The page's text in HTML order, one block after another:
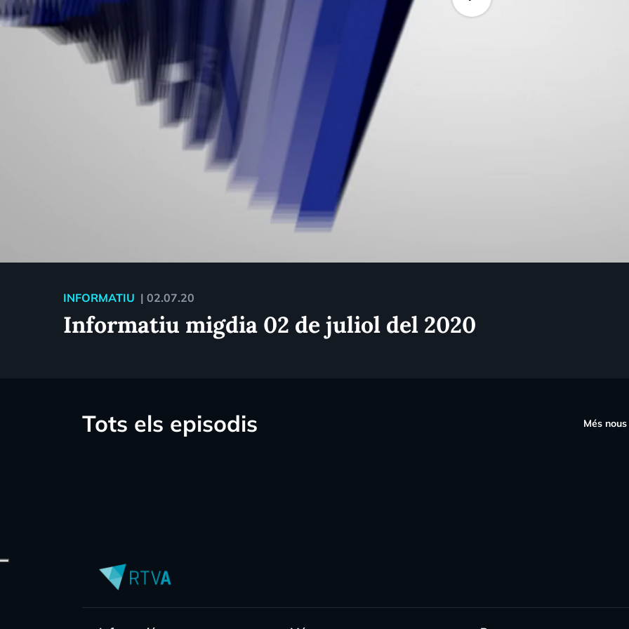
INFORMATIU | 02.07.20
Informatiu migdia 02 de juliol del 2020
Tots els episodis Més nous